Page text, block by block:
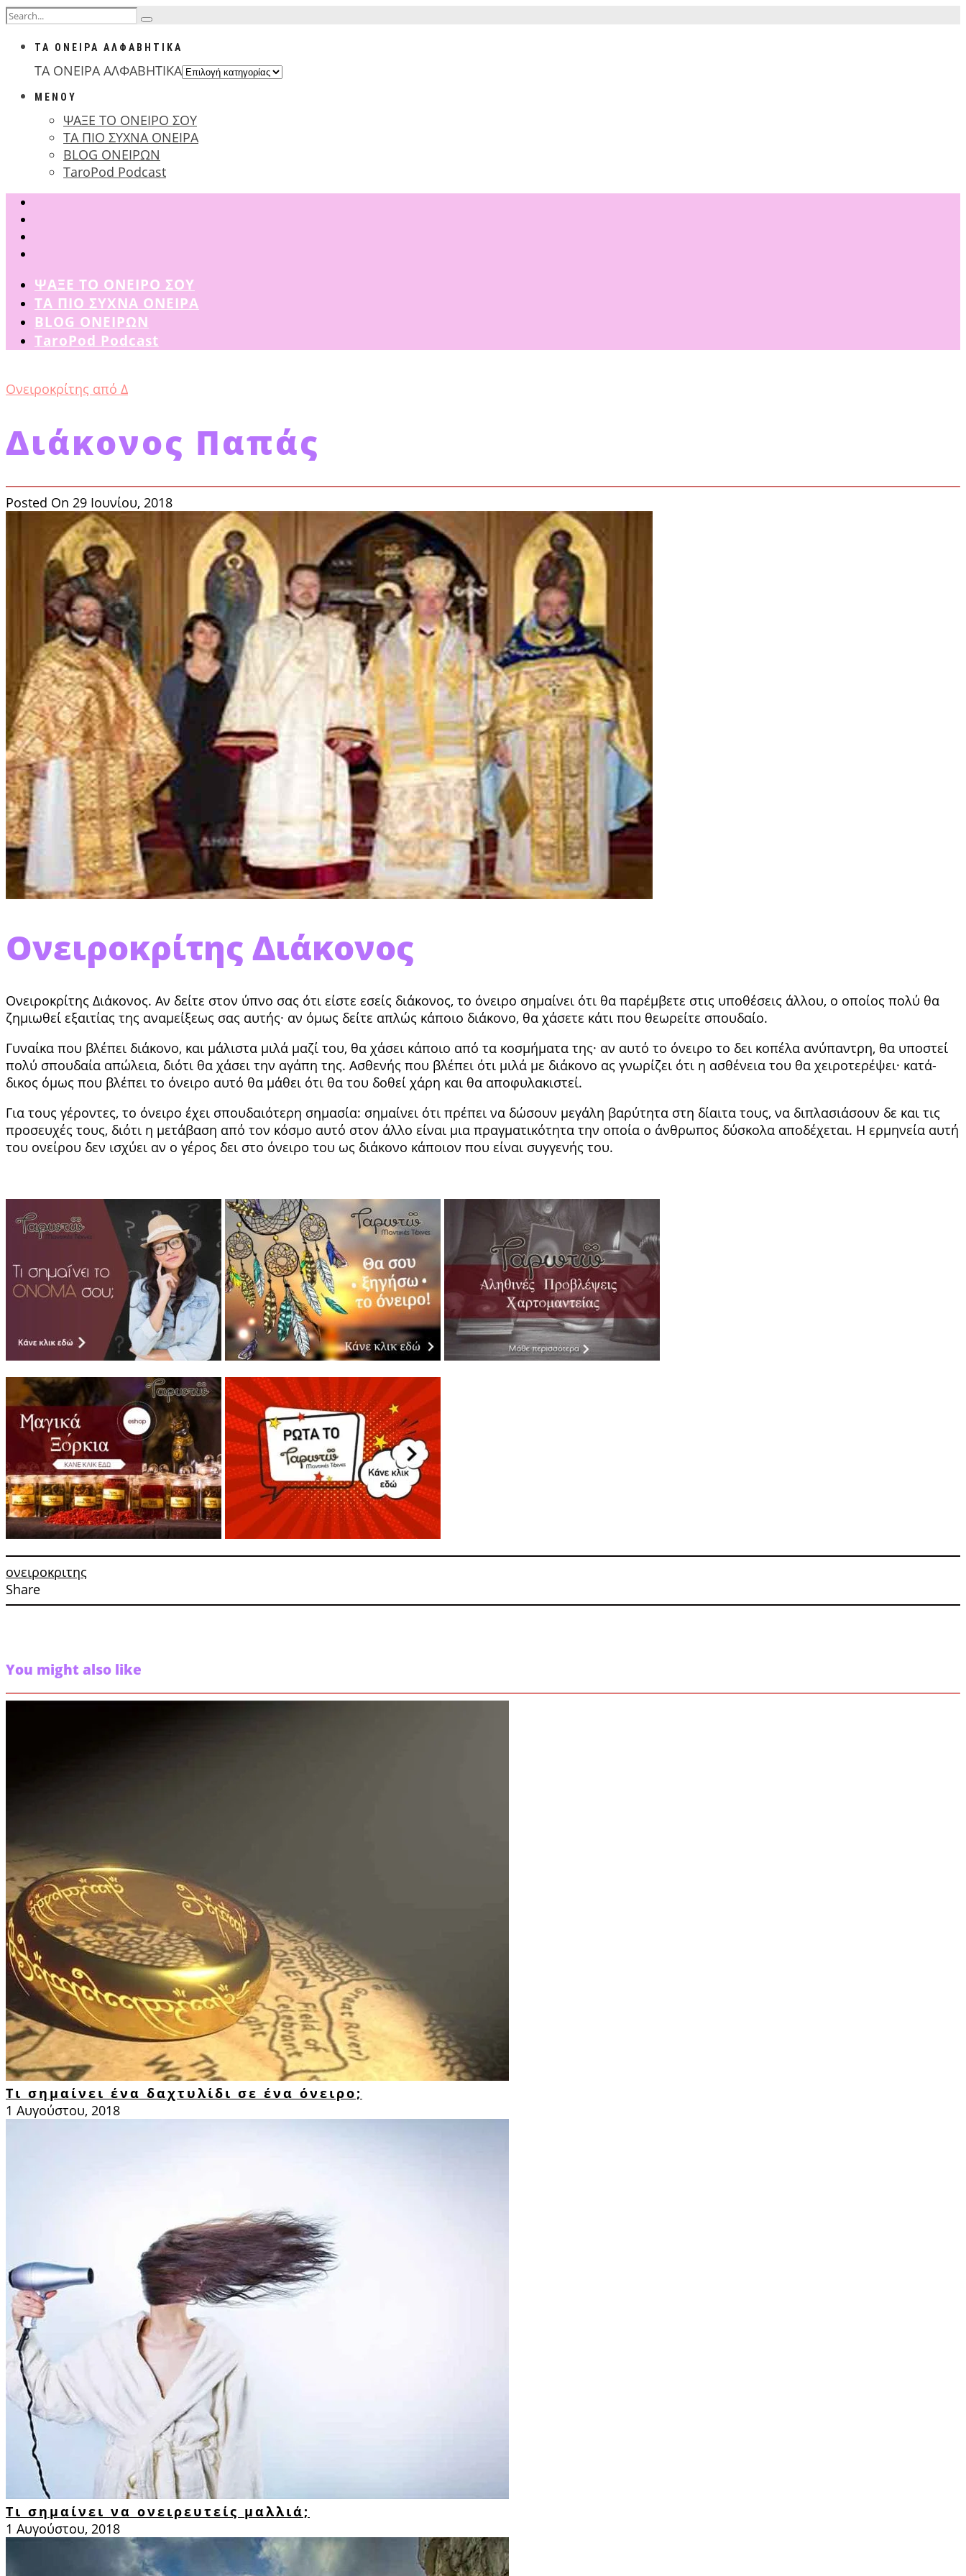
ΤΑ ΟΝΕΙΡΑ ΑΛΦΑΒΗΤΙΚΑ
ΤΑ ΟΝΕΙΡΑ ΑΛΦΑΒΗΤΙΚΑ
ΜΕΝΟΥ
ΨΑΞΕ ΤΟ ΟΝΕΙΡΟ ΣΟΥ
ΤΑ ΠΙΟ ΣΥΧΝΑ ΟΝΕΙΡΑ
BLOG ΟΝΕΙΡΩΝ
TaroPod Podcast
ΨΑΞΕ ΤΟ ΟΝΕΙΡΟ ΣΟΥ
ΤΑ ΠΙΟ ΣΥΧΝΑ ΟΝΕΙΡΑ
BLOG ΟΝΕΙΡΩΝ
TaroPod Podcast
Ονειροκρίτης από Δ
Διάκονος Παπάς
Posted On 29 Ιουνίου, 2018
Ονειροκρίτης Διάκονος
Ονειροκρίτης Διάκονος. Αν δείτε στον ύπνο σας ότι είστε εσείς διάκονος, το όνειρο σημαίνει ότι θα πα­ρέμβετε στις υποθέσεις άλλου, ο οποίος πολύ θα
ζημιωθεί εξαιτίας της αναμείξεως σας αυτής· αν όμως δείτε απλώς κάποιο διάκονο, θα χάσετε κάτι που θεωρείτε σπουδαίο.
Γυναίκα που βλέπει διά­κονο, και μάλιστα μιλά μαζί του, θα χάσει κά­ποιο από τα κοσμήματα της· αν αυτό το όνειρο το δει κοπέλα ανύπαντρη, θα υποστεί
πολύ σπου­δαία απώλεια, διότι θα χάσει την αγάπη της. Ασθενής που βλέπει ότι μιλά με διάκονο ας γνω­ρίζει ότι η ασθένεια του θα χειροτερέψει· κατά­
δικος όμως που βλέπει το όνειρο αυτό θα μάθει ότι θα του δοθεί χάρη και θα αποφυλακιστεί.
Για τους γέροντες, το όνειρο έχει σπουδαιότερη ση­μασία: σημαίνει ότι πρέπει να δώσουν μεγάλη βα­ρύτητα στη δίαιτα τους, να διπλασιάσουν δε και τις
προσευχές τους, διότι η μετάβαση από τον κό­σμο αυτό στον άλλο είναι μια πραγματικότητα την οποία ο άνθρωπος δύσκολα αποδέχεται. Η ερ­μηνεία αυτή
του ονείρου δεν ισχύει αν ο γέρος δει στο όνειρο του ως διάκονο κάποιον που είναι συγ­γενής του.
ονειροκριτης
Share
You might also like
Τι σημαίνει ένα δαχτυλίδι σε ένα όνειρο;
1 Αυγούστου, 2018
Τι σημαίνει να ονειρευτείς μαλλιά;
1 Αυγούστου, 2018